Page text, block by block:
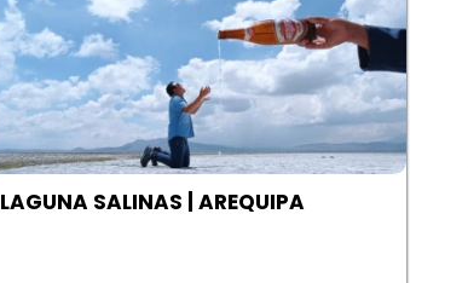
LAGUNA SALINAS | AREQUIPA